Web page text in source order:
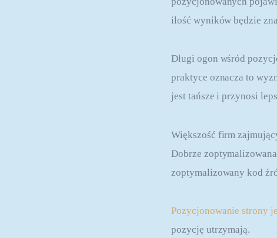
ilość wyników będzie
Długi ogon wśród
praktyce oznacza to
jest tańsze i przynosi
Większość firm
Dobrze
zoptymalizowany kod
Pozycjonowanie strony
pozycję utrzymają.